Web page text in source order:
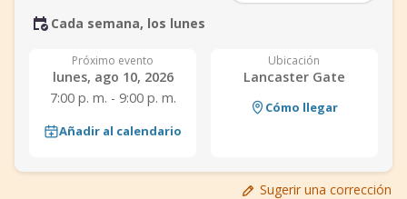
Añadir evento
Cada semana, los lunes
Próximo evento
lunes, ago 10, 2026
7:00 p. m. - 9:00 p. m.
Añadir al calendario
Ubicación
Lancaster Gate
Cómo llegar
Sugerir una corrección